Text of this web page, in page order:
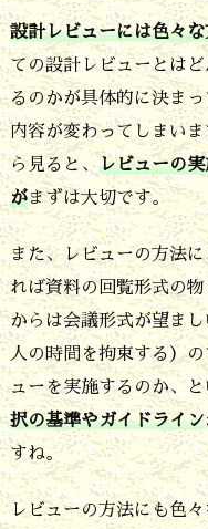
ト
と
記
録
に
つ
い
て
改
善
す
2.
レ
設計レビューには色々
ての設計レビューとは
るのかが具体的に決ま
内容が変わってしまいま
ら見ると、 レビューの
がまずは大切です。
また、レビューの方法
れば資料の回覧形式の
からは会議形式が望ま
人の時間を拘束する）
ューを実施するのか、と
択の基準やガイドライン
すね。
レビューの方法にも色